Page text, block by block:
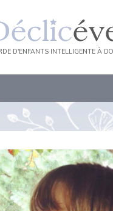
D'ENFANTS INTELLIGENTE À